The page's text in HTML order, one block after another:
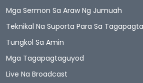
Mga Sermon Sa Araw Ng Jumuah
Teknikal Na Suporta Para Sa
Tungkol Sa Amin
Mga Tagapagtaguyod
Live Na Broadcast